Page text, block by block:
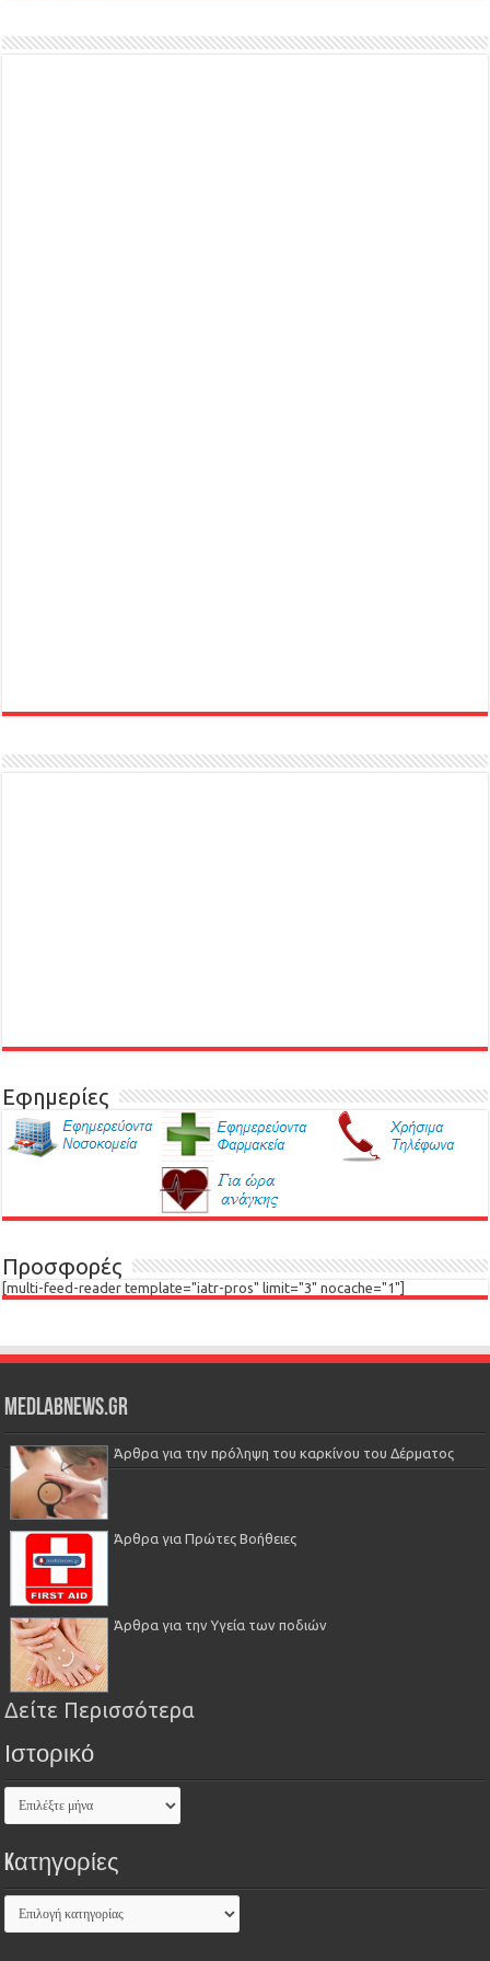
Εφημερίες
Προσφορές
[multi-feed-reader template="iatr-pros" limit="3" nocache="1"]
Medlabnews.gr
Άρθρα για την πρόληψη του καρκίνου του Δέρματος
Άρθρα για Πρώτες Βοήθειες
Άρθρα για την Υγεία των ποδιών
Δείτε Περισσότερα
Ιστορικό
Kατηγορίες